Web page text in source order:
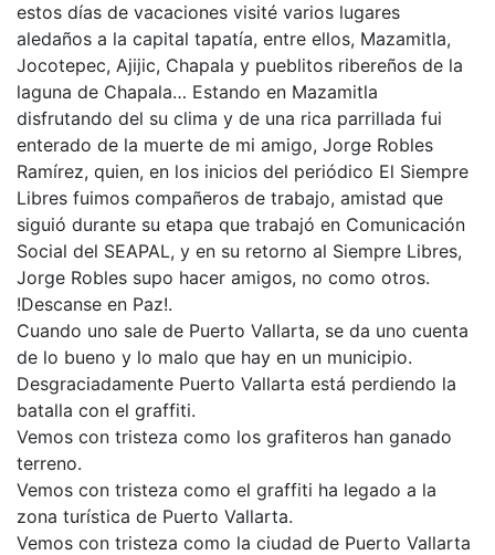
estos días de vacaciones visité varios lugares
aledaños a la capital tapatía, entre ellos, Mazamitla,
Jocotepec, Ajijic, Chapala y pueblitos ribereños de la
laguna de Chapala… Estando en Mazamitla
disfrutando del su clima y de una rica parrillada fui
enterado de la muerte de mi amigo, Jorge Robles
Ramírez, quien, en los inicios del periódico El Siempre
Libres fuimos compañeros de trabajo, amistad que
siguió durante su etapa que trabajó en Comunicación
Social del SEAPAL, y en su retorno al Siempre Libres,
Jorge Robles supo hacer amigos, no como otros.
!Descanse en Paz!.
Cuando uno sale de Puerto Vallarta, se da uno cuenta
de lo bueno y lo malo que hay en un municipio.
Desgraciadamente Puerto Vallarta está perdiendo la
batalla con el graffiti.
Vemos con tristeza como los grafiteros han ganado
terreno.
Vemos con tristeza como el graffiti ha legado a la
zona turística de Puerto Vallarta.
Vemos con tristeza como la ciudad de Puerto Vallarta